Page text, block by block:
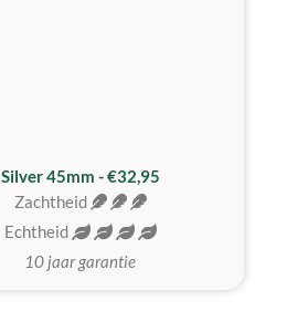
MEEST GEKOZEN
Silver 45mm - €32,95
Zachtheid
Echtheid
10 jaar garantie